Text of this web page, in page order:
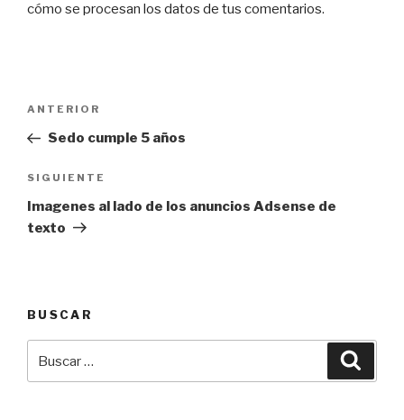
cómo se procesan los datos de tus comentarios.
entradas
Entrada
anterior:
ANTERIOR
Sedo cumple 5 años
Siguiente
entrada
SIGUIENTE
Imagenes al lado de los anuncios Adsense de
texto
BUSCAR
por: